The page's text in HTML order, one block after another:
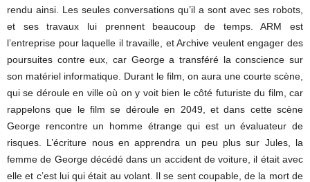
rendu ainsi. Les seules conversations qu’il a sont avec ses robots,
et ses travaux lui prennent beaucoup de temps. ARM est
l’entreprise pour laquelle il travaille, et Archive veulent engager des
poursuites contre eux, car George a transféré la conscience sur
son matériel informatique. Durant le film, on aura une courte scène,
qui se déroule en ville où on y voit bien le côté futuriste du film, car
rappelons que le film se déroule en 2049, et dans cette scène
George rencontre un homme étrange qui est un évaluateur de
risques. L’écriture nous en apprendra un peu plus sur Jules, la
femme de George décédé dans un accident de voiture, il était avec
elle et c’est lui qui était au volant. Il se sent coupable, de la mort de